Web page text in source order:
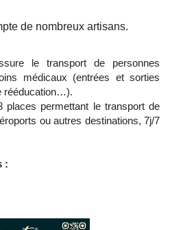
de nombreux artisans.
le transport de personnes
médicaux (entrées et sorties
rééducation…).
places permettant le transport de
ou autres destinations, 7j/7
: